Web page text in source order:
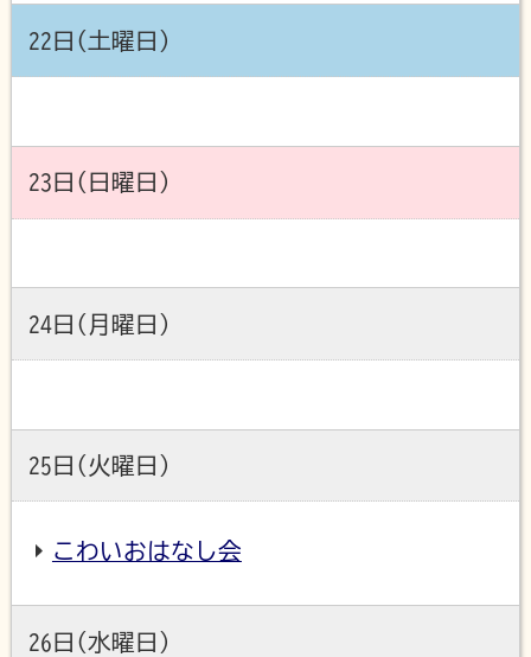
22日(土曜日)
23日(日曜日)
24日(月曜日)
25日(火曜日)
こわいおはなし会
26日(水曜日)